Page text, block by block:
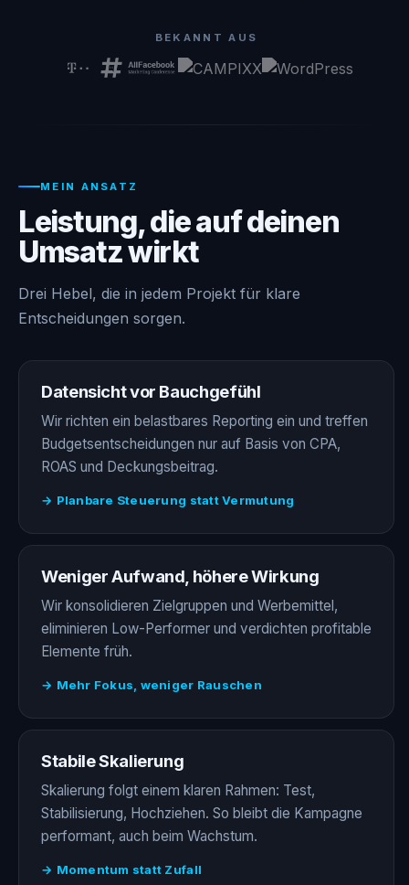
BEKANNT AUS
MEIN ANSATZ
Leistung, die auf deinen
Umsatz wirkt
Drei Hebel, die in jedem Projekt für klare
Entscheidungen sorgen.
Datensicht vor Bauchgefühl
Wir richten ein belastbares Reporting ein und treffen
Budgetsentscheidungen nur auf Basis von CPA,
ROAS und Deckungsbeitrag.
→ Planbare Steuerung statt Vermutung
Weniger Aufwand, höhere Wirkung
Wir konsolidieren Zielgruppen und Werbemittel,
eliminieren Low-Performer und verdichten profitable
Elemente früh.
→ Mehr Fokus, weniger Rauschen
Stabile Skalierung
Skalierung folgt einem klaren Rahmen: Test,
Stabilisierung, Hochziehen. So bleibt die Kampagne
performant, auch beim Wachstum.
→ Momentum statt Zufall